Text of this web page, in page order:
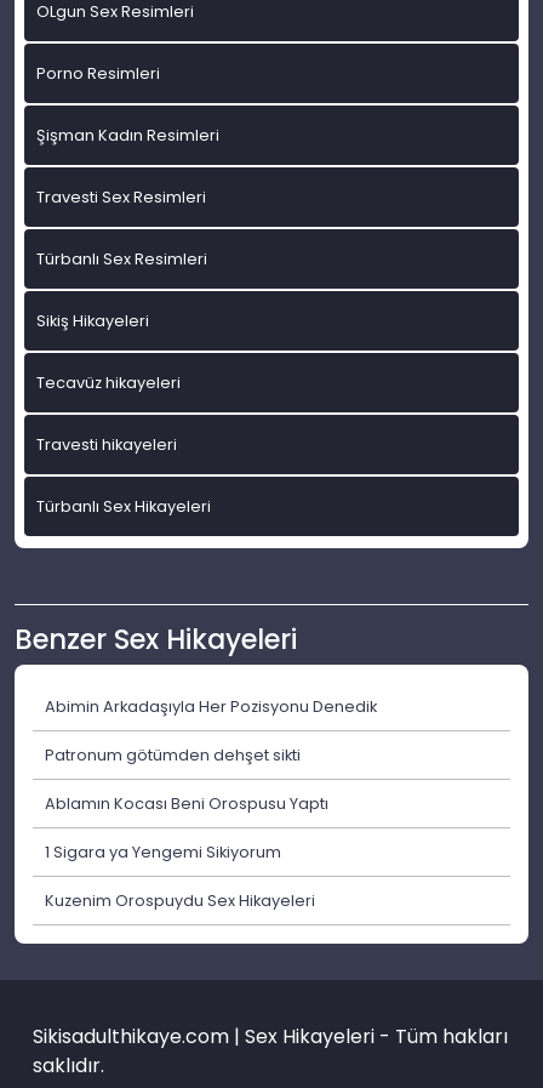
OLgun Sex Resimleri
Porno Resimleri
Şişman Kadın Resimleri
Travesti Sex Resimleri
Türbanlı Sex Resimleri
Sikiş Hikayeleri
Tecavüz hikayeleri
Travesti hikayeleri
Türbanlı Sex Hikayeleri
Benzer Sex Hikayeleri
Abimin Arkadaşıyla Her Pozisyonu Denedik
Patronum götümden dehşet sikti
Ablamın Kocası Beni Orospusu Yaptı
1 Sigara ya Yengemi Sikiyorum
Kuzenim Orospuydu Sex Hikayeleri
Sikisadulthikaye.com | Sex Hikayeleri - Tüm hakları
saklıdır.